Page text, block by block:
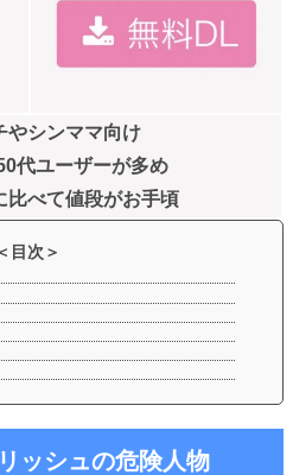
やシンママ向け
代ユーザーが多め
比べて値段がお手頃
ッシュの危険人物